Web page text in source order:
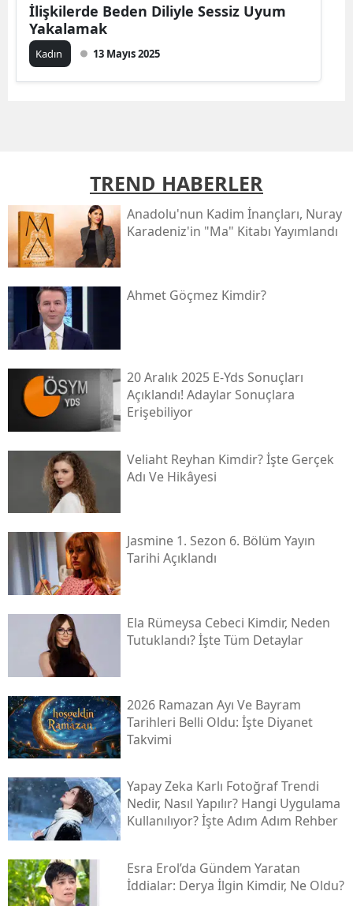
İlişkilerde Beden Diliyle Sessiz Uyum
Yakalamak
Kadın 13 Mayıs 2025
TREND HABERLER
Anadolu'nun Kadim İnançları, Nuray
Karadeniz'in "ma" Kitabı Yayımlandı
Ahmet Göçmez Kimdir?
20 Aralık 2025 E-Yds Sonuçları
Açıklandı! Adaylar Sonuçlara
Erişebiliyor
Veliaht Reyhan Kimdir? İşte Gerçek
Adı Ve Hikâyesi
Jasmine 1. Sezon 6. Bölüm Yayın
Tarihi Açıklandı
Ela Rümeysa Cebeci Kimdir, Neden
Tutuklandı? İşte Tüm Detaylar
2026 Ramazan Ayı Ve Bayram
Tarihleri Belli Oldu: İşte Diyanet
Takvimi
Yapay Zeka Karlı Fotoğraf Trendi
Nedir, Nasıl Yapılır? Hangi Uygulama
Kullanılıyor? İşte Adım Adım Rehber
Esra Erol’da Gündem Yaratan
İddialar: Derya İlgin Kimdir, Ne Oldu?